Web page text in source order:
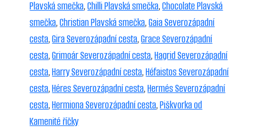
Plavská smečka,Chilli Plavská smečka,Chocolate Plavská
smečka,Christian Plavská smečka,Gaia Severozápadní
cesta,Gira Severozápadní cesta,Grace Severozápadní
cesta,Grimoár Severozápadní cesta,Hagrid Severozápadní
cesta,Harry Severozápadní cesta,Héfaistos Severozápadní
cesta,Héres Severozápadní cesta,Hermés Severozápadní
cesta,Hermiona Severozápadní cesta,Piškvorka od
Kamenité říčky